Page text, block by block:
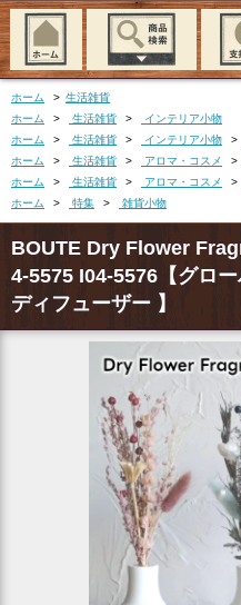
ホーム > 生活雑貨
ホーム
> 生活雑貨 >
インテリア小物
ホーム
> 生活雑貨 > インテリア小物 >
ホーム
> 生活雑貨 > アロマ・コスメ >
ホーム
> 生活雑貨 > アロマ・コスメ >
ホーム
> 特集 > 雑貨小物
BOUTE Dry Flower
4-5575 I04-5576【グロ
ディフューザー 】